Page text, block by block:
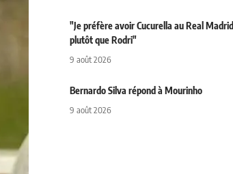
"Je préfère avoir Cucurella au Real Madrid
plutôt que Rodri"
9 août 2026
Bernardo Silva répond à Mourinho
9 août 2026